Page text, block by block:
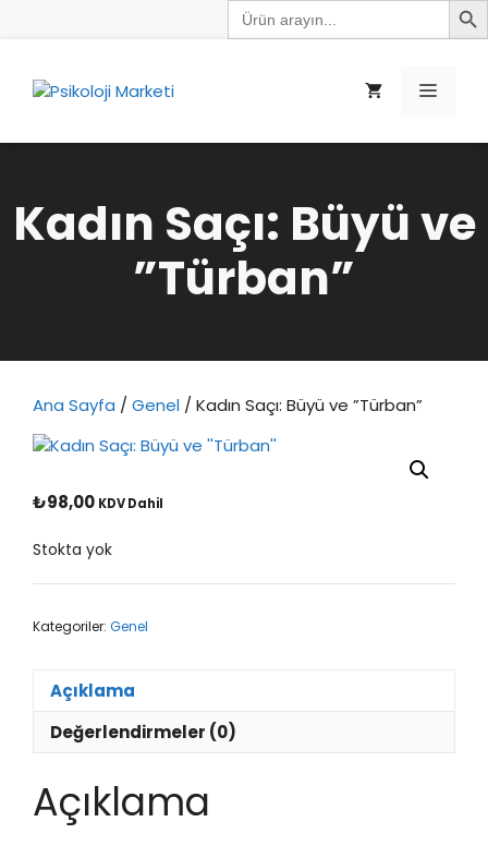
Search
for:
Menü
Kadın Saçı: Büyü ve
”Türban”
Ana Sayfa / Genel / Kadın Saçı: Büyü ve ”Türban”
₺98,00 KDV Dahil
Stokta yok
Kategoriler: Genel
Açıklama
Değerlendirmeler (0)
Açıklama